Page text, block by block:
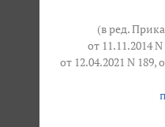
(в ред.
от 11.11.2014 N
от 12.04.2021 N 189,